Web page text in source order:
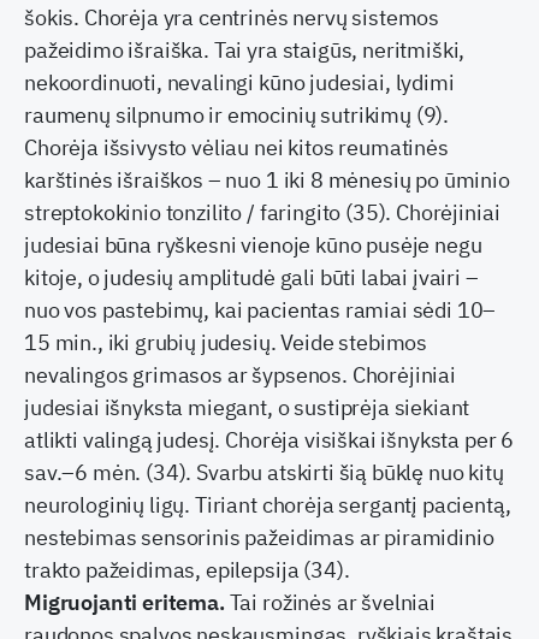
šokis. Chorėja yra centrinės nervų sistemos
pažeidimo išraiška. Tai yra staigūs, neritmiški,
nekoordinuoti, nevalingi kūno judesiai, lydimi
raumenų silpnumo ir emocinių sutrikimų (9).
Chorėja išsivysto vėliau nei kitos reumatinės
karštinės išraiškos – nuo 1 iki 8 mėnesių po ūminio
streptokokinio tonzilito / faringito (35). Chorėjiniai
judesiai būna ryškesni vienoje kūno pusėje negu
kitoje, o judesių amplitudė gali būti labai įvairi –
nuo vos pastebimų, kai pacientas ramiai sėdi 10–
15 min., iki grubių judesių. Veide stebimos
nevalingos grimasos ar šypsenos. Chorėjiniai
judesiai išnyksta miegant, o sustiprėja siekiant
atlikti valingą judesį. Chorėja visiškai išnyksta per 6
sav.–6 mėn. (34). Svarbu atskirti šią būklę nuo kitų
neurologinių ligų. Tiriant chorėja sergantį pacientą,
nestebimas sensorinis pažeidimas ar piramidinio
trakto pažeidimas, epilepsija (34).
Migruojanti eritema. Tai rožinės ar švelniai